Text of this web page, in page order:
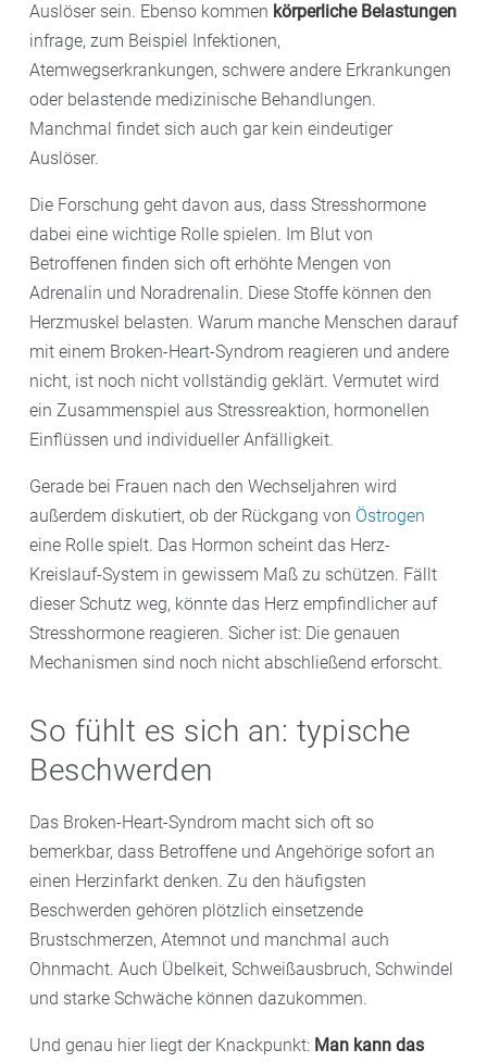
Auslöser sein. Ebenso kommen körperliche Belastungen
infrage, zum Beispiel Infektionen,
Atemwegserkrankungen, schwere andere Erkrankungen
oder belastende medizinische Behandlungen.
Manchmal findet sich auch gar kein eindeutiger
Auslöser.
Die Forschung geht davon aus, dass Stresshormone
dabei eine wichtige Rolle spielen. Im Blut von
Betroffenen finden sich oft erhöhte Mengen von
Adrenalin und Noradrenalin. Diese Stoffe können den
Herzmuskel belasten. Warum manche Menschen darauf
mit einem Broken-Heart-Syndrom reagieren und andere
nicht, ist noch nicht vollständig geklärt. Vermutet wird
ein Zusammenspiel aus Stressreaktion, hormonellen
Einflüssen und individueller Anfälligkeit.
Gerade bei Frauen nach den Wechseljahren wird
außerdem diskutiert, ob der Rückgang von Östrogen
eine Rolle spielt. Das Hormon scheint das Herz-
Kreislauf-System in gewissem Maß zu schützen. Fällt
dieser Schutz weg, könnte das Herz empfindlicher auf
Stresshormone reagieren. Sicher ist: Die genauen
Mechanismen sind noch nicht abschließend erforscht.
So fühlt es sich an: typische
Beschwerden
Das Broken-Heart-Syndrom macht sich oft so
bemerkbar, dass Betroffene und Angehörige sofort an
einen Herzinfarkt denken. Zu den häufigsten
Beschwerden gehören plötzlich einsetzende
Brustschmerzen, Atemnot und manchmal auch
Ohnmacht. Auch Übelkeit, Schweißausbruch, Schwindel
und starke Schwäche können dazukommen.
Und genau hier liegt der Knackpunkt: Man kann das